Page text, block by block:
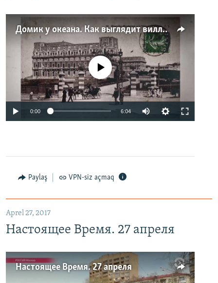
Домик у океана. Как выглядит вилла для Людмилы Путиной – репортаж с юга Франции
No media source currently available
0:00 6:04
Paylaş VPN-siz açmaq
Aprel 27, 2017
Настоящее Время. 27 апреля
Настоящее Время. 27 апреля